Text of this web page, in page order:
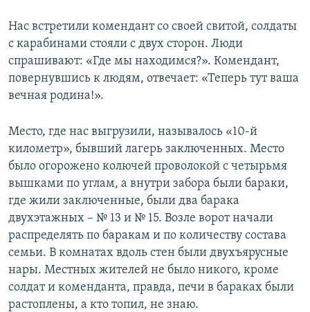
Нас встретили комендант со своей свитой, солдаты
с карабинами стояли с двух сторон. Люди
спрашивают: «Где мы находимся?». Комендант,
повернувшись к людям, отвечает: «Теперь тут ваша
вечная родина!».
Место, где нас выгрузили, называлось «10-й
километр», бывший лагерь заключенных. Место
было огорожено колючей проволокой с четырьмя
вышками по углам, а внутри забора были бараки,
где жили заключенные, были два барака
двухэтажных – № 13 и № 15. Возле ворот начали
распределять по баракам и по количеству состава
семьи. В комнатах вдоль стен были двухъярусные
нары. Местных жителей не было никого, кроме
солдат и коменданта, правда, печи в бараках были
растоплены, а кто топил, не знаю.